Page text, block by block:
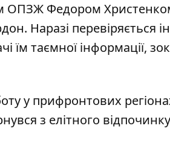
ОПЗЖ Федором
Наразі перевіряється
їм таємної інформації,
у прифронтових
з елітного